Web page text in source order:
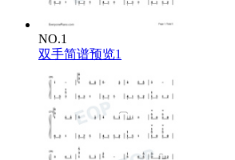
NO.1
双手简谱预览1